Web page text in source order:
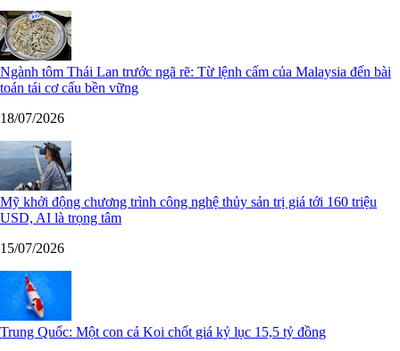
Ngành tôm Thái Lan trước ngã rẽ: Từ lệnh cấm của Malaysia đến bài
toán tái cơ cấu bền vững
18/07/2026
Mỹ khởi động chương trình công nghệ thủy sản trị giá tới 160 triệu
USD, AI là trọng tâm
15/07/2026
Trung Quốc: Một con cá Koi chốt giá kỷ lục 15,5 tỷ đồng